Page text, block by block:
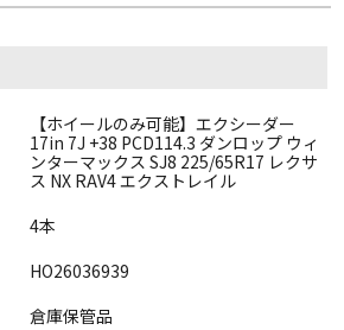
【ホイールのみ可能】エクシーダー
17in 7J +38 PCD114.3 ダンロップ ウィ
ンターマックス SJ8 225/65R17 レクサ
ス NX RAV4 エクストレイル
4本
HO26036939
倉庫保管品